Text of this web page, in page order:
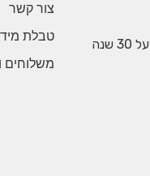
קולדיאם מומחים ליהלומים כבר מעל 30 שנה
צור קשר
טבלת
משלוחים